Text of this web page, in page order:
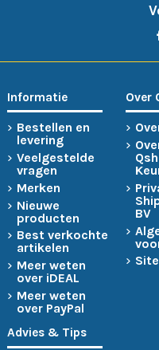
Informatie
Bestellen en
levering
Veelgestelde
vragen
Merken
Nieuwe
producten
Best verkochte
artikelen
Meer weten
over iDEAL
Meer weten
over PayPal
Over
BV
Advies & Tips